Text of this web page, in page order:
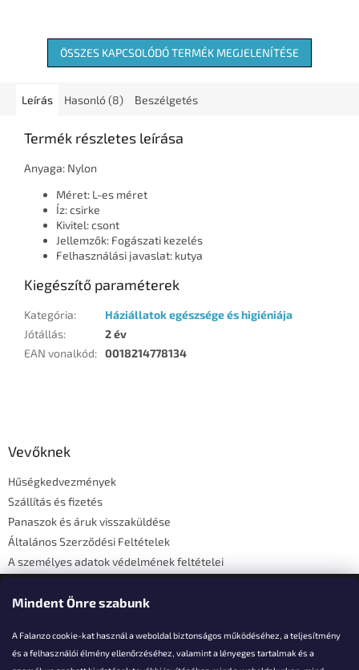
Mindent Önre szabunk
A Falanzo cookie-kat használ a weboldal biztonságos működéséhez, a teljesítmény
és a felhasználói élmény ellenőrzéséhez, valamint a lényeges tartalmak és a
ÖSSZES KAPCSOLÓDÓ TERMÉK MEGJELENÍTÉSE
Leírás Hasonló (8) Beszélgetés
Termék részletes leírása
Anyaga: Nylon
Méret: L-es méret
Íz: csirke
Kivitel: csont
Jellemzők: Fogászati ​​kezelés
Felhasználási javaslat: kutya
Kiegészítő paraméterek
Kategória:
Háziállatok egészsége és higiéniája
Jótállás:
2 év
EAN vonalkód: 0018214778134
Vevőknek
Hűségkedvezmények
Szállítás és fizetés
Panaszok és áruk visszaküldése
Általános Szerződési Feltételek
A személyes adatok védelmének feltételei
Elérhetőségi adatok